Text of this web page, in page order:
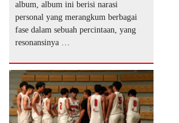
album, album ini berisi narasi
personal yang merangkum berbagai
fase dalam sebuah percintaan, yang
resonansinya …